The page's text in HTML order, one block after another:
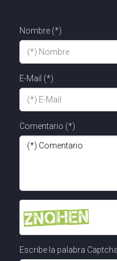
Nombre (*)
E-Mail (*)
Comentario (*)
Escribe la palabra